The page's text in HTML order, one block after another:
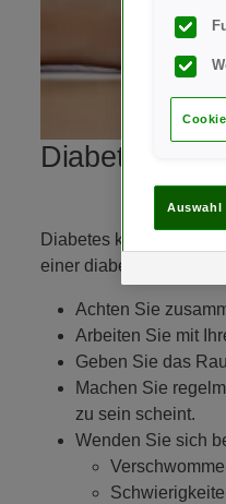
Diabetes und
Diabetes kann sich auf
einer diabetischen
Achten Sie
Arbeiten Sie mit
Geben Sie das
Machen Sie
zu sein scheint.
Wenden Sie sich
Auswahl